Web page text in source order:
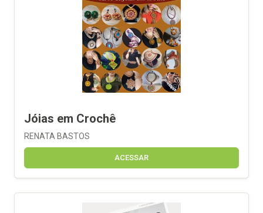
Jóias em Crochê
RENATA BASTOS
ACESSAR